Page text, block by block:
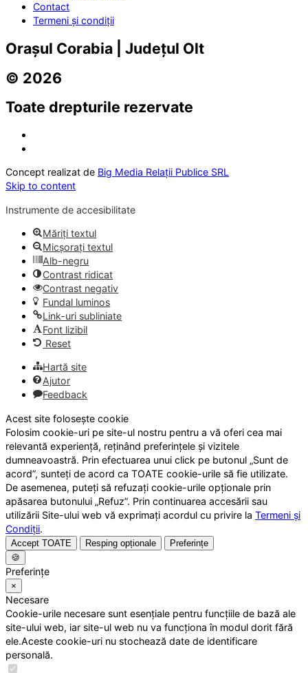
Contact
Termeni și condiții
Orașul Corabia | Județul Olt
© 2026
Toate drepturile rezervate
Concept realizat de Big Media Relații Publice SRL
Skip to content
Instrumente de accesibilitate
Măriți textul
Micșorați textul
Alb-negru
Contrast ridicat
Contrast negativ
Fundal luminos
Link-uri subliniate
Font lizibil
Reset
Hartă site
Ajutor
Feedback
Acest site folosește cookie
Folosim cookie-uri pe site-ul nostru pentru a vă oferi cea mai
relevantă experiență, reținând preferințele și vizitele
dumneavoastră. Prin efectuarea unui click pe butonul „Sunt de
acord”, sunteți de acord ca TOATE cookie-urile să fie utilizate.
De asemenea, puteți să refuzați cookie-urile opționale prin
apăsarea butonului „Refuz”. Prin continuarea accesării sau
utilizării Site-ului web vă exprimați acordul cu privire la Termeni și
Condiții.
Accept TOATE Resping opționale
Preferințe
🍪
Preferințe
×
Necesare
Cookie-urile necesare sunt esențiale pentru funcțiile de bază ale
site-ului web, iar site-ul web nu va funcționa în modul dorit fără
ele.Aceste cookie-uri nu stochează date de identificare
personală.